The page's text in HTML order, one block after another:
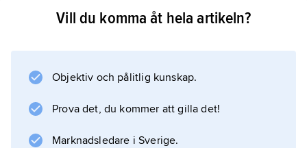
Information om artikeln
Vill du komma åt hela artikeln?
Objektiv och pålitlig kunskap.
Prova det, du kommer att gilla det!
Marknadsledare i Sverige.